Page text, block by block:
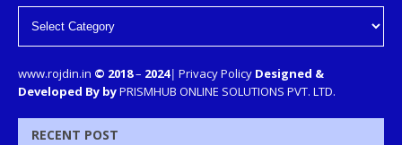
www.rojdin.in © 2018– 2024| Privacy Policy Designed &
Developed By byPRISMHUB ONLINE SOLUTIONS PVT. LTD.
RECENT POST